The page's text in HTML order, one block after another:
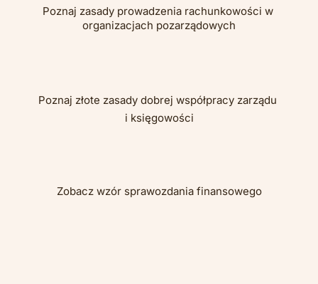
Poznaj zasady prowadzenia rachunkowości w
organizacjach pozarządowych
Poznaj złote zasady dobrej współpracy zarządu
i księgowości
Zobacz wzór sprawozdania finansowego